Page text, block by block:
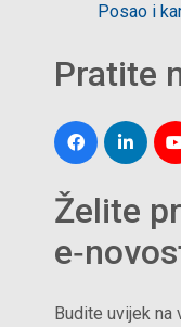
Posao i
Pratite
Želite
Budite uvijek na